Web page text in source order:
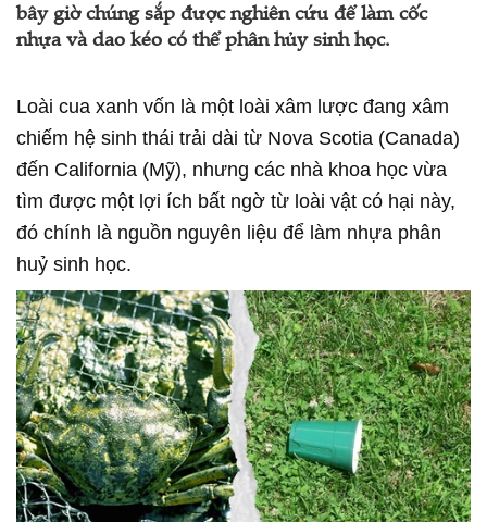
bây giờ chúng sắp được nghiên cứu để làm cốc
nhựa và dao kéo có thể phân hủy sinh học.
Loài cua xanh vốn là một loài xâm lược đang xâm
chiếm hệ sinh thái trải dài từ Nova Scotia (Canada)
đến California (Mỹ), nhưng các nhà khoa học vừa
tìm được một lợi ích bất ngờ từ loài vật có hại này,
đó chính là nguồn nguyên liệu để làm nhựa phân
huỷ sinh học.